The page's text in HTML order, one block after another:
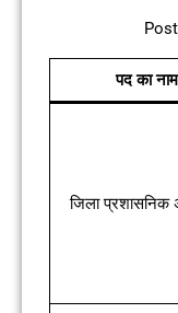
पद का नाम
जिला प्रशासनिक